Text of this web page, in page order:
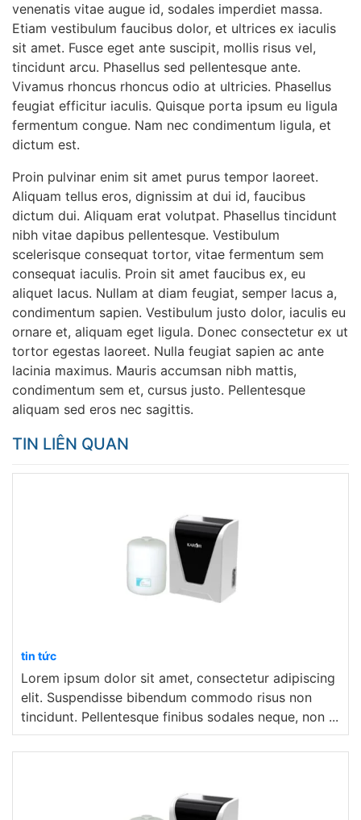
venenatis vitae augue id, sodales imperdiet massa.
Etiam vestibulum faucibus dolor, et ultrices ex iaculis
sit amet. Fusce eget ante suscipit, mollis risus vel,
tincidunt arcu. Phasellus sed pellentesque ante.
Vivamus rhoncus rhoncus odio at ultricies. Phasellus
feugiat efficitur iaculis. Quisque porta ipsum eu ligula
fermentum congue. Nam nec condimentum ligula, et
dictum est.
Proin pulvinar enim sit amet purus tempor laoreet.
Aliquam tellus eros, dignissim at dui id, faucibus
dictum dui. Aliquam erat volutpat. Phasellus tincidunt
nibh vitae dapibus pellentesque. Vestibulum
scelerisque consequat tortor, vitae fermentum sem
consequat iaculis. Proin sit amet faucibus ex, eu
aliquet lacus. Nullam at diam feugiat, semper lacus a,
condimentum sapien. Vestibulum justo dolor, iaculis eu
ornare et, aliquam eget ligula. Donec consectetur ex ut
tortor egestas laoreet. Nulla feugiat sapien ac ante
lacinia maximus. Mauris accumsan nibh mattis,
condimentum sem et, cursus justo. Pellentesque
aliquam sed eros nec sagittis.
TIN LIÊN QUAN
tin tức
Lorem ipsum dolor sit amet, consectetur adipiscing
elit. Suspendisse bibendum commodo risus non
tincidunt. Pellentesque finibus sodales neque, non ...